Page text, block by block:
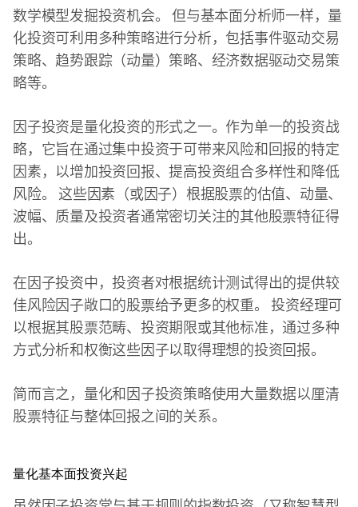
数学模型发掘投资机会。 但与基本面分析师一样，量
化投资可利用多种策略进行分析，包括事件驱动交易
策略、趋势跟踪（动量）策略、经济数据驱动交易策
略等。
因子投资是量化投资的形式之一。作为单一的投资战
略，它旨在通过集中投资于可带来风险和回报的特定
因素，以增加投资回报、提高投资组合多样性和降低
风险。 这些因素（或因子）根据股票的估值、动量、
波幅、质量及投资者通常密切关注的其他股票特征得
出。
在因子投资中，投资者对根据统计测试得出的提供较
佳风险因子敞口的股票给予更多的权重。 投资经理可
以根据其股票范畴、投资期限或其他标准，通过多种
方式分析和权衡这些因子以取得理想的投资回报。
简而言之，量化和因子投资策略使用大量数据以厘清
股票特征与整体回报之间的关系。
量化基本面投资兴起